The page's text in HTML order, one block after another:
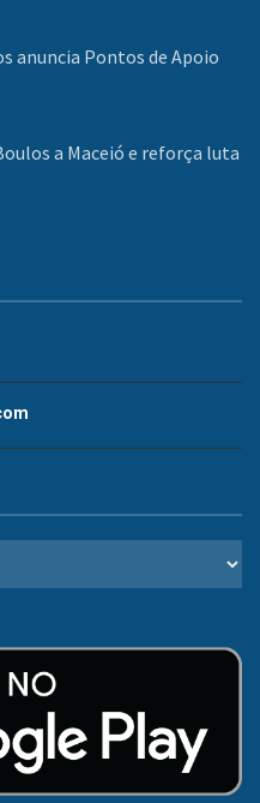
anuncia Pontos de Apoio
a Maceió e reforça luta